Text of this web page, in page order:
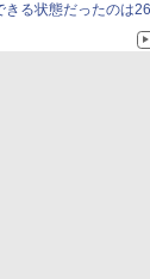
きる状態だったのは
ブランドセキュリティ